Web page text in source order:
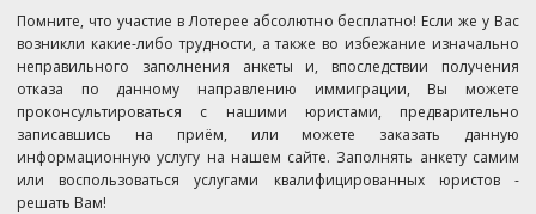
Помните, что участие в Лотерее абсолютно бесплатно! Если же у Вас
возникли какие-либо трудности, а также во избежание изначально
неправильного заполнения анкеты и, впоследствии получения
отказа по данному направлению иммиграции, Вы можете
проконсультироваться с нашими юристами, предварительно
записавшись на приём, или можете заказать данную
информационную услугу на нашем сайте. Заполнять анкету самим
или воспользоваться услугами квалифицированных юристов -
решать Вам!